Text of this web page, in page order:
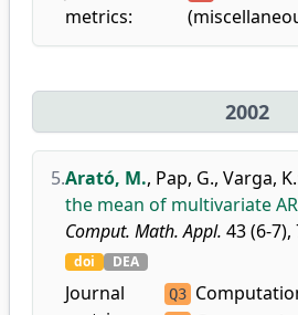
metrics:
2002
5.Arató, M., Pap, G., Varga, K.
the mean of multivariate
Comput. Math. Appl. 43 (6-7),
doi DEA
Journal
Q3